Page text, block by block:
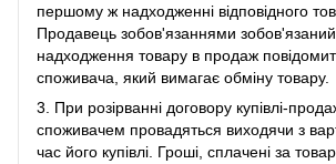
першому ж надходженні відповідного
Продавець зобов'язаннями
надходження товару в продаж
споживача, який вимагає обміну товару.
3. При розірванні договору купівлі-
споживачем провадяться виходячи з
час його купівлі. Гроші, сплачені за